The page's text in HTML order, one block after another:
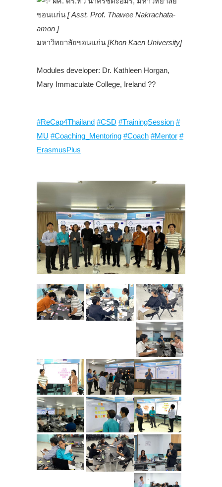
ขอนแก่น [ Asst. Prof. Thawee Nakrachata-
amon ]
มหาวิทยาลัยขอนแก่น [Khon Kaen University]
Modules developer: Dr. Kathleen Horgan,
Mary Immaculate College, Ireland ??
#ReCap4Thailand #CSD #TrainingSession #
MU #Coaching_Mentoring #Coach #Mentor #
ErasmusPlus